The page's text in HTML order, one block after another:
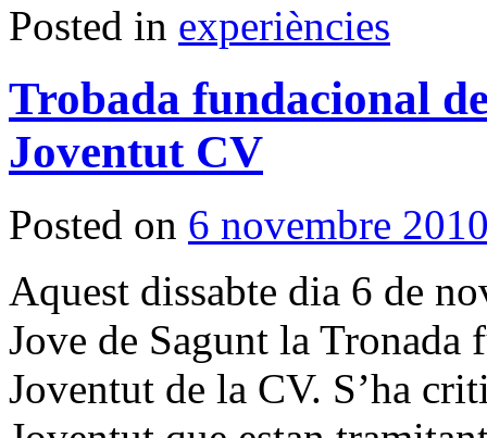
Posted in experiències
Trobada fundacional
Joventut CV
Posted on 6 novembre
Aquest dissabte dia 6 de
Jove de Sagunt la Tronada
Joventut de la CV. S’ha